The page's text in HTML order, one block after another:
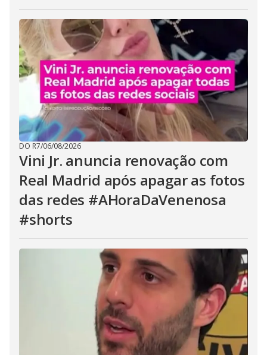
DO R7/06/08/2026
Vini Jr. anuncia renovação com
Real Madrid após apagar as fotos
das redes #AHoraDaVenenosa
#shorts